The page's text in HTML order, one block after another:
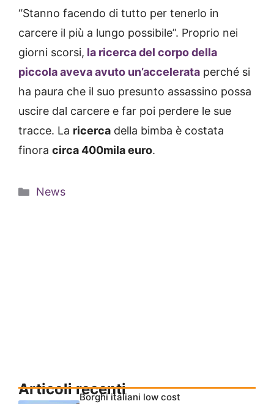
“Stanno facendo di tutto per tenerlo in
carcere il più a lungo possibile”. Proprio nei
giorni scorsi, la ricerca del corpo della
piccola aveva avuto un’accelerata perché si
ha paura che il suo presunto assassino possa
uscire dal carcere e far poi perdere le sue
tracce. La ricerca della bimba è costata
finora circa 400mila euro.
Categorie
News
Articoli recentiBorghi italiani low cost